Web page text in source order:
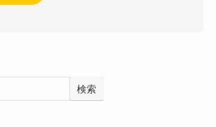
検索